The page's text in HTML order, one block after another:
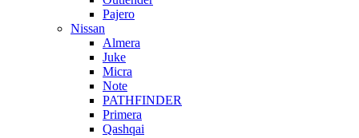
Pajero
Nissan
Almera
Juke
Micra
Note
PATHFINDER
Primera
Qashqai